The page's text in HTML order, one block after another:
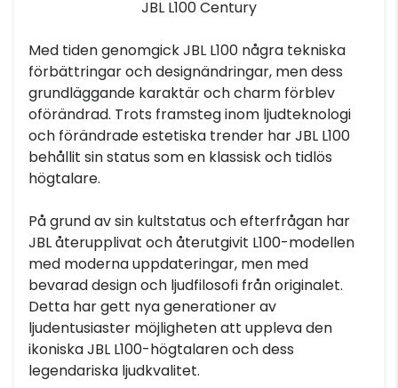
JBL L100 Century
Med tiden genomgick JBL L100 några tekniska
förbättringar och designändringar, men dess
grundläggande karaktär och charm förblev
oförändrad. Trots framsteg inom ljudteknologi
och förändrade estetiska trender har JBL L100
behållit sin status som en klassisk och tidlös
högtalare.
På grund av sin kultstatus och efterfrågan har
JBL återupplivat och återutgivit L100-modellen
med moderna uppdateringar, men med
bevarad design och ljudfilosofi från originalet.
Detta har gett nya generationer av
ljudentusiaster möjligheten att uppleva den
ikoniska JBL L100-högtalaren och dess
legendariska ljudkvalitet.